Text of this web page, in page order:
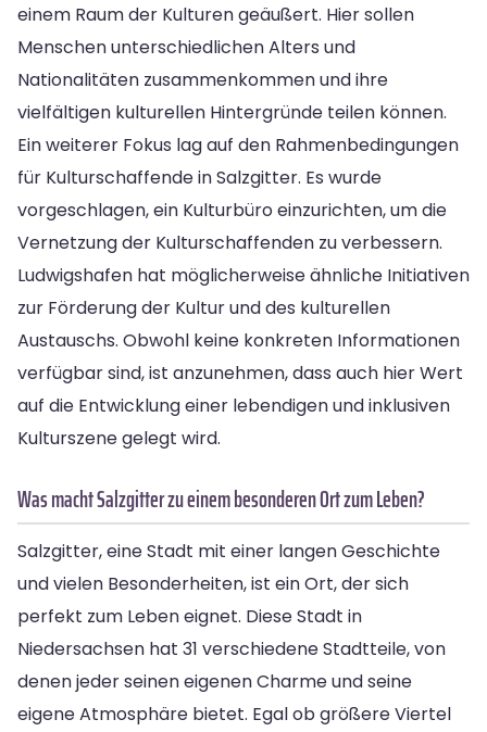
einem Raum der Kulturen geäußert. Hier sollen
Menschen unterschiedlichen Alters und
Nationalitäten zusammenkommen und ihre
vielfältigen kulturellen Hintergründe teilen können.
Ein weiterer Fokus lag auf den Rahmenbedingungen
für Kulturschaffende in Salzgitter. Es wurde
vorgeschlagen, ein Kulturbüro einzurichten, um die
Vernetzung der Kulturschaffenden zu verbessern.
Ludwigshafen hat möglicherweise ähnliche Initiativen
zur Förderung der Kultur und des kulturellen
Austauschs. Obwohl keine konkreten Informationen
verfügbar sind, ist anzunehmen, dass auch hier Wert
auf die Entwicklung einer lebendigen und inklusiven
Kulturszene gelegt wird.
Was macht Salzgitter zu einem besonderen Ort zum Leben?
Salzgitter, eine Stadt mit einer langen Geschichte
und vielen Besonderheiten, ist ein Ort, der sich
perfekt zum Leben eignet. Diese Stadt in
Niedersachsen hat 31 verschiedene Stadtteile, von
denen jeder seinen eigenen Charme und seine
eigene Atmosphäre bietet. Egal ob größere Viertel